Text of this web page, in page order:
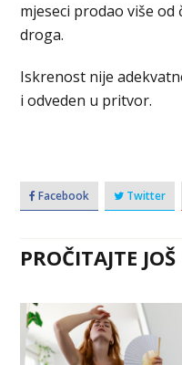
mjeseci prodao više
droga.
Iskrenost nije
i odveden u pritvor.
Facebook Twitter
PROČITAJTE JOŠ